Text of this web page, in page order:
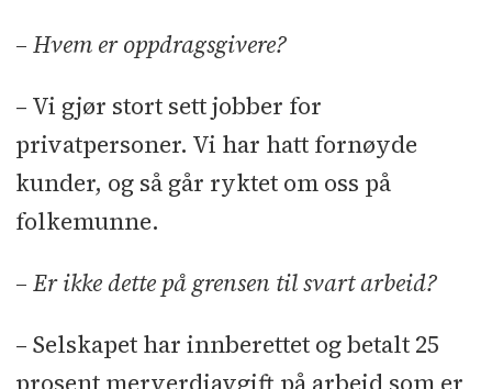
– Hvem er oppdragsgivere?
– Vi gjør stort sett jobber for
privatpersoner. Vi har hatt fornøyde
kunder, og så går ryktet om oss på
folkemunne.
– Er ikke dette på grensen til svart arbeid?
– Selskapet har innberettet og betalt 25